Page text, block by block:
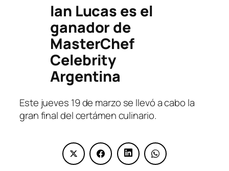
Ian Lucas es el
ganador de
MasterChef
Celebrity
Argentina
Este jueves 19 de marzo se llevó a cabo la
gran final del certámen culinario.